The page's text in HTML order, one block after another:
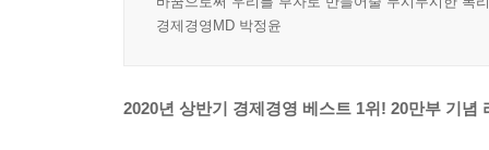
경제경영MD 박정윤
2020년 상반기 경제경영 베스트 1위! 20만부 기념